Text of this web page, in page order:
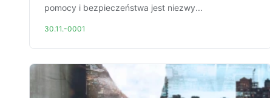
pomocy i bezpieczeństwa jest niezwy...
30.11.-0001